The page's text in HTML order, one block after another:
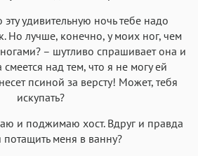
эту удивительную ночь тебе надо
Но лучше, конечно, у моих ног, чем
– шутливо спрашивает она и
над тем, что я не могу ей
псиной за версту! Может, тебя
искупать?
и поджимаю хост. Вдруг и правда
потащить меня в ванну?